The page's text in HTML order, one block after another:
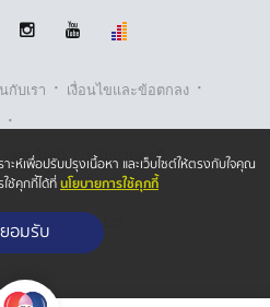
ใหม่แน่
และONE ลุมพินีได้ที่ :
championship
ch7hd
กับเรา · เงื่อนไขและข้อตกลง ·
·
ออนไลน์) · นโยบายคุกกี้ ·
& T.V. Co.,Ltd.
ะห์เพื่อปรับปรุงเนื้อหา และเว็บไซต์ให้ตรงกับใจคุณ
ช้คุกกี้ได้ที่นโยบายการใช้คุกกี้
ยอมรับ